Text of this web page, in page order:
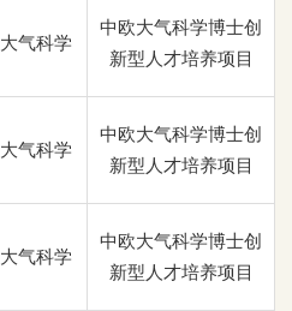
大气科学
中欧大气科学博士创
新型人才培养项目
大气科学
中欧大气科学博士创
新型人才培养项目
大气科学
中欧大气科学博士创
新型人才培养项目